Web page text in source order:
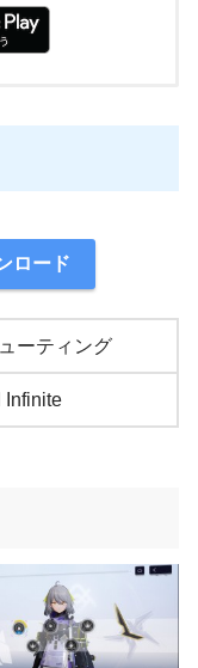
ロード
ーティング